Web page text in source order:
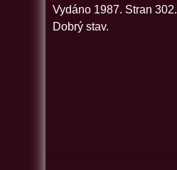
Vydáno 1987. Stran 302.
Dobrý stav.